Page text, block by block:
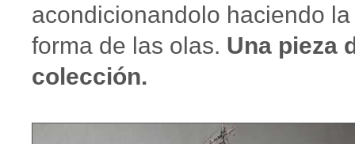
acondicionandolo haciendo la
forma de las olas. Una pieza
colección.